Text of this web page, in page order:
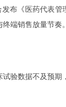
布《医药代表
终端销售放量节奏
验数据不及预